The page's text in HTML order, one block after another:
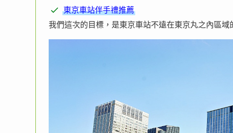
東京車站伴手禮推薦
我們這次的目標，是東京車站不遠在東京丸之內區域